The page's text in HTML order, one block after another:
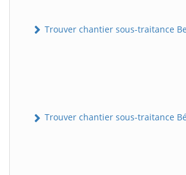
Trouver chantier sous-traitance
Trouver chantier sous-traitance